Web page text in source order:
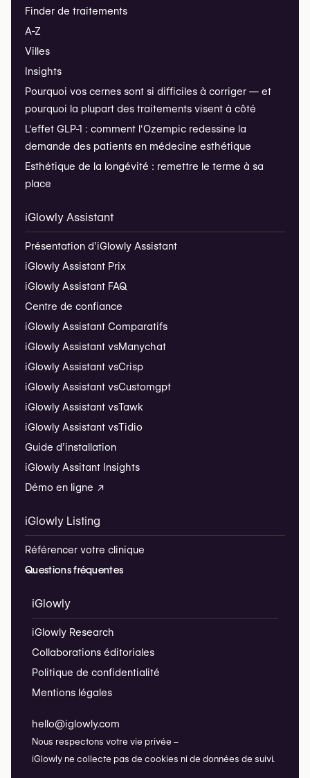
Finder de traitements
A-Z
Villes
Insights
Pourquoi vos cernes sont si difficiles à corriger — et
pourquoi la plupart des traitements visent à côté
L'effet GLP-1 : comment l'Ozempic redessine la
demande des patients en médecine esthétique
Esthétique de la longévité : remettre le terme à sa
place
iGlowly Assistant
Présentation d’iGlowly Assistant
iGlowly Assistant Prix
iGlowly Assistant FAQ
Centre de confiance
iGlowly Assistant Comparatifs
iGlowly Assistant vsManychat
iGlowly Assistant vsCrisp
iGlowly Assistant vsCustomgpt
iGlowly Assistant vsTawk
iGlowly Assistant vsTidio
Guide d’installation
iGlowly Assitant Insights
Démo en ligne ↗
iGlowly Listing
Référencer votre clinique
Questions fréquentes
iGlowly
iGlowly Research
Collaborations éditoriales
Politique de confidentialité
Mentions légales
hello@iglowly.com
Nous respectons votre vie privée –
iGlowly ne collecte pas de cookies ni de données de suivi.